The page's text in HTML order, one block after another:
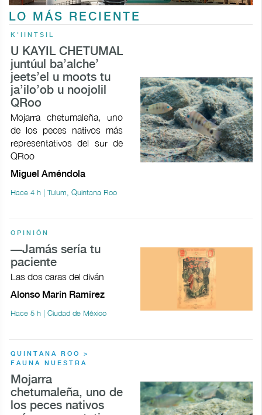
LO MÁS RECIENTE
K'IINTSIL
U KAYIL CHETUMAL
juntúul ba’alche’
jeets’el u moots tu
ja’ilo’ob u noojolil
QRoo
Mojarra chetumaleña, uno
de los peces nativos más
representativos del sur de
QRoo
Miguel Améndola
Hace 4 h | Tulum, Quintana Roo
OPINIÓN
—Jamás sería tu
paciente
Las dos caras del diván
Alonso Marín Ramírez
Hace 5 h | Ciudad de México
QUINTANA ROO >
FAUNA NUESTRA
Mojarra
chetumaleña, uno de
los peces nativos